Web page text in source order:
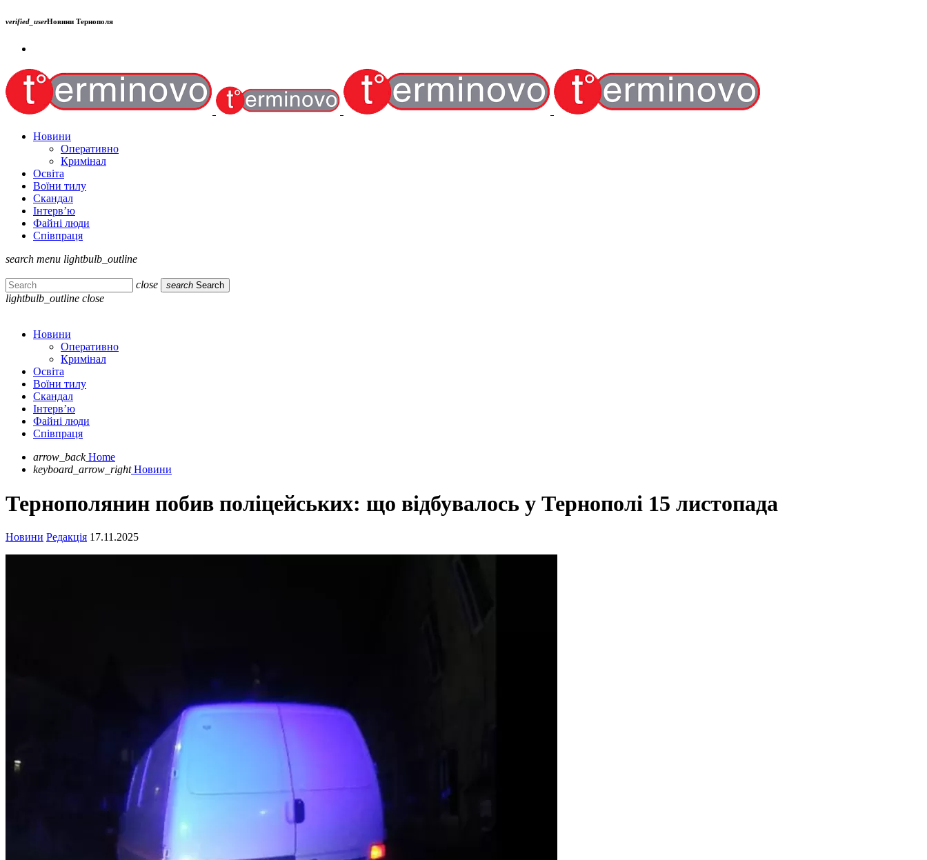
verified_userНовини Тернополя
Новини
Оперативно
Кримінал
Освіта
Воїни тилу
Скандал
Інтерв’ю
Файні люди
Співпраця
search menu lightbulb_outline
close search Search
lightbulb_outline close
Новини
Оперативно
Кримінал
Освіта
Воїни тилу
Скандал
Інтерв’ю
Файні люди
Співпраця
arrow_back Home
keyboard_arrow_right Новини
Тернополянин побив поліцейських: що відбувалось у Тернополі 15 листопада
Новини Редакція 17.11.2025